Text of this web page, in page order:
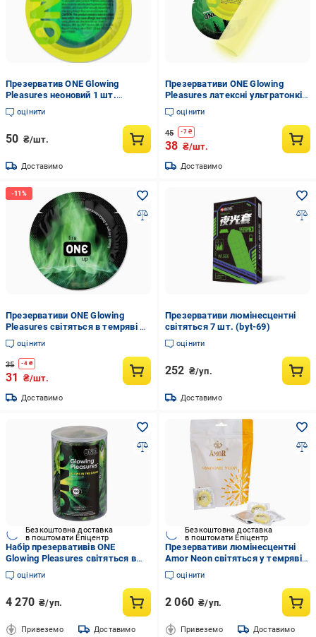
Презерватив ONE Glowing
Pleasures неоновий 1 шт.
(101881)
оцінити
50 ₴/шт.
Доставимо
Презервативи ONE Glowing
Pleasures латексні ультратонкі
гладкі 1 шт. Прозорий
оцінити
45 -7₴
38 ₴/шт.
Доставимо
Презервативи ONE Glowing
Pleasures світяться в темряві 1
шт.
оцінити
35 -4₴
31 ₴/шт.
Доставимо
Презервативи люмінесцентні
світяться 7 шт. (byt-69)
оцінити
252 ₴/уп.
Доставимо
Безкоштовна доставка
в поштомати Епіцентр
Набір презервативів ONE
Glowing Pleasures світяться в
темряві з мастилом упаковка-
тубус 100 шт. (SX0736)
оцінити
4 270 ₴/уп.
Привеземо Доставимо
Безкоштовна доставка
в поштомати Епіцентр
Презервативи люмінесцентні
Amor Neon світяться у темряві
50 шт. (8115060027)
оцінити
2 060 ₴/уп.
Привеземо Доставимо